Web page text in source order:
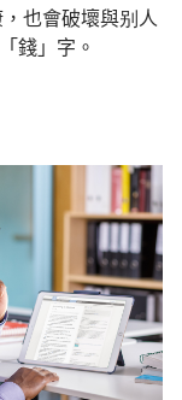
也會破壞與别人
錢」字。